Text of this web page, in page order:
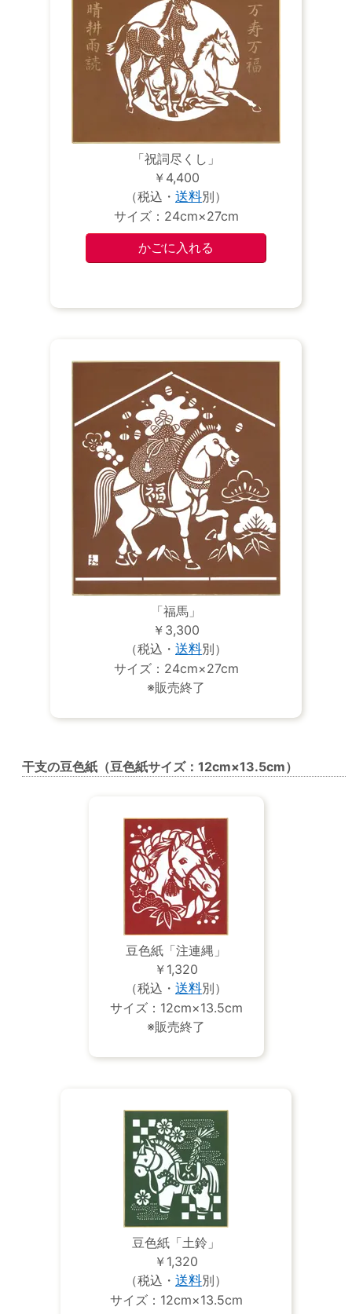
「祝詞尽くし」
￥4,400
（税込・ 送料別）
サイズ：24cm×27cm
「福馬」
￥3,300
（税込・ 送料別）
サイズ：24cm×27cm
※販売終了
干支の豆色紙（豆色紙サイズ：12cm×13.5cm）
豆色紙「注連縄」
￥1,320
（税込・ 送料別）
サイズ：12cm×13.5cm
※販売終了
豆色紙「土鈴」
￥1,320
（税込・ 送料別）
サイズ：12cm×13.5cm